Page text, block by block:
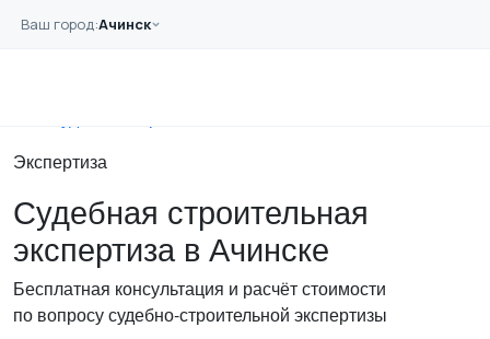
Ваш город:Ачинск
Главная
Экспертиза
Судебная строительная
экспертиза в Ачинске
Бесплатная консультация и расчёт стоимости
по вопросу судебно-строительной экспертизы